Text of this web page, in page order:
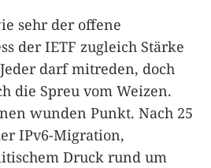
sehr der offene
der IETF zugleich Stärke
darf mitreden, doch
die Spreu vom Weizen.
wunden Punkt. Nach 25
IPv6-Migration,
Druck rund um